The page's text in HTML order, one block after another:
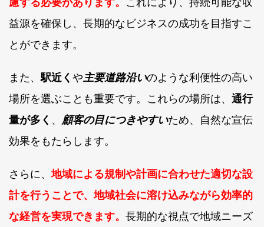
益源を確保し、長期的なビジネスの成功を目指すこ
とができます。
また、駅近く や主要道路沿いのような利便性の高い
場所を選ぶことも重要です。これらの場所は、 通行
量が多く 、 顧客の目につきやすいため、自然な宣伝
効果をもたらします。
さらに、地域による規制や計画に合わせた適切な設
計を行うことで、地域社会に溶け込みながら効率的
な経営を実現できます。 長期的な視点で地域ニーズ